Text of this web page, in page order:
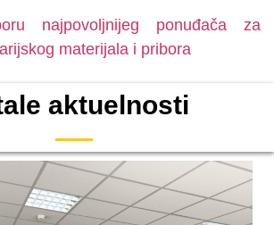
najpovoljnijeg ponuđača za
materijala i pribora
aktuelnosti